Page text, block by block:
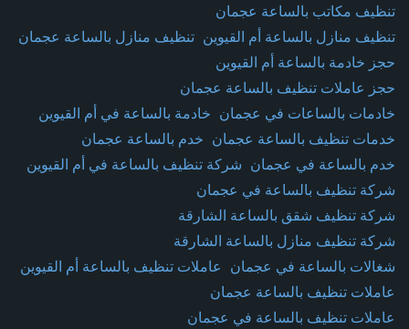
تنظيف مكاتب بالساعة عجمان
تنظيف منازل بالساعة أم القيوين تنظيف منازل بالساعة عجمان
حجز خادمة بالساعة أم القيوين
حجز عاملات تنظيف بالساعة عجمان
خادمات بالساعات في عجمان خادمة بالساعة في أم القيوين
خدمات تنظيف بالساعة عجمان خدم بالساعة عجمان
خدم بالساعة في عجمان شركة تنظيف بالساعة في أم القيوين
شركة تنظيف بالساعة في عجمان
شركة تنظيف شقق بالساعة الشارقة
شركة تنظيف منازل بالساعة الشارقة
شغالات بالساعة في عجمان عاملات تنظيف بالساعة أم القيوين
عاملات تنظيف بالساعة عجمان
عاملات تنظيف بالساعة في عجمان